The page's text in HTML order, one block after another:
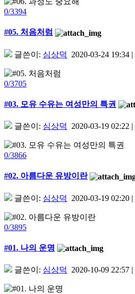
0/3394
#05. 처음처럼
글쓴이: 심상덕 2020-03-24 19:34 |
0/3705
#03. 모유 수유는 여성만의 특권
글쓴이: 심상덕 2020-03-19 02:22 |
0/3866
#02. 아름다운 유방이란
글쓴이: 심상덕 2020-03-19 02:20 |
0/3895
#01. 나의 운명
글쓴이: 심상덕 2020-10-09 22:57 |